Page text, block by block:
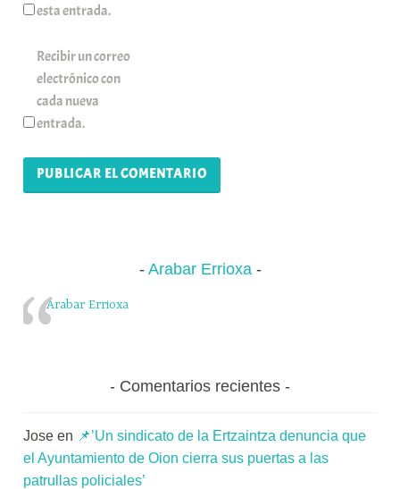
esta entrada.
Recibir un correo
electrónico con
cada nueva
entrada.
Arabar Errioxa
Arabar Errioxa
Comentarios recientes
Jose en 📌’Un sindicato de la Ertzaintza denuncia que
el Ayuntamiento de Oion cierra sus puertas a las
patrullas policiales’